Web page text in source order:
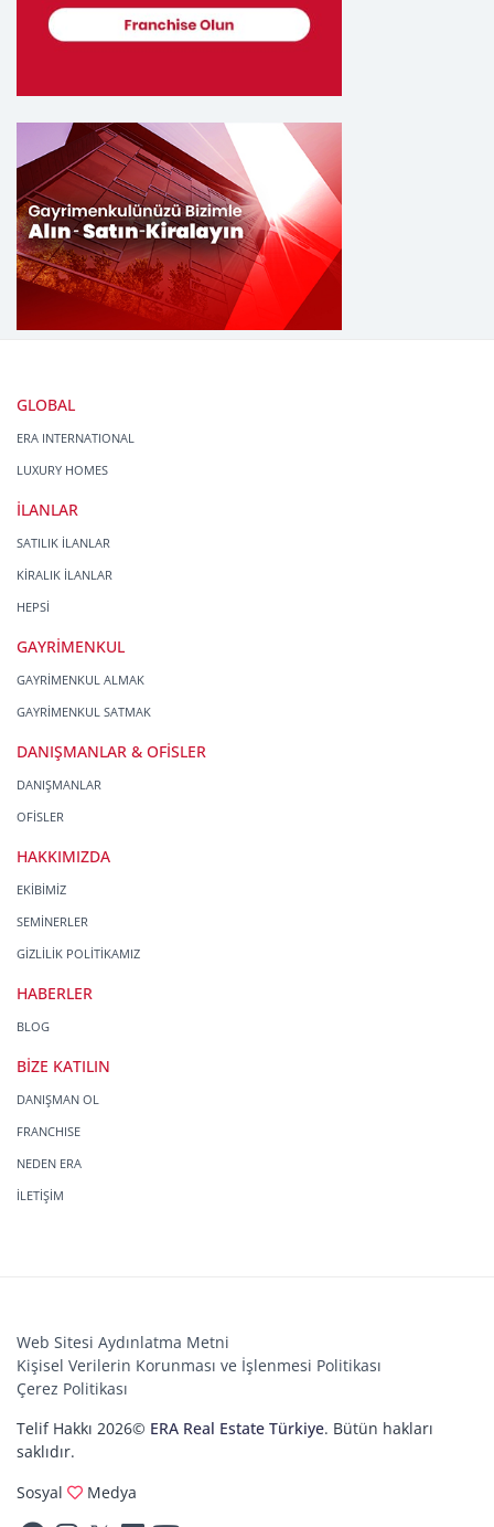
GLOBAL
ERA INTERNATIONAL
LUXURY HOMES
İLANLAR
SATILIK İLANLAR
KİRALIK İLANLAR
HEPSİ
GAYRİMENKUL
GAYRİMENKUL ALMAK
GAYRİMENKUL SATMAK
DANIŞMANLAR & OFİSLER
DANIŞMANLAR
OFİSLER
HAKKIMIZDA
EKİBİMİZ
SEMİNERLER
GİZLİLİK POLİTİKAMIZ
HABERLER
BLOG
BİZE KATILIN
DANIŞMAN OL
FRANCHISE
NEDEN ERA
İLETİŞİM
Web Sitesi Aydınlatma Metni
Kişisel Verilerin Korunması ve İşlenmesi Politikası
Çerez Politikası
Telif Hakkı 2026© ERA Real Estate Türkiye. Bütün hakları
saklıdır.
Sosyal
Medya